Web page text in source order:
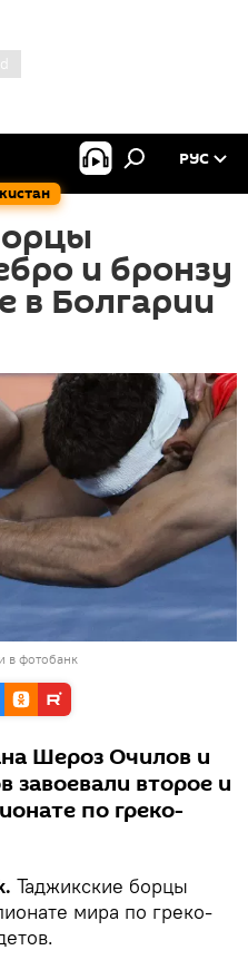
РУС
и бронзу
в Болгарии
в фотобанк
Шероз Очилов и
второе и
по греко-
Таджикские борцы
мира по греко-